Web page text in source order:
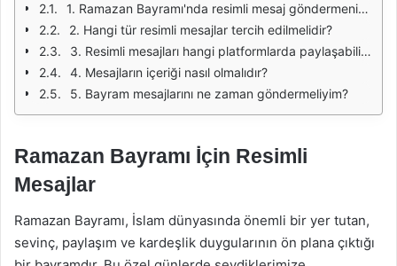
1. Ramazan Bayramı'nda resimli mesaj göndermenin önemi nedir?
2. Hangi tür resimli mesajlar tercih edilmelidir?
3. Resimli mesajları hangi platformlarda paylaşabilirim?
4. Mesajların içeriği nasıl olmalıdır?
5. Bayram mesajlarını ne zaman göndermeliyim?
Ramazan Bayramı İçin Resimli
Mesajlar
Ramazan Bayramı, İslam dünyasında önemli bir yer tutan,
sevinç, paylaşım ve kardeşlik duygularının ön plana çıktığı